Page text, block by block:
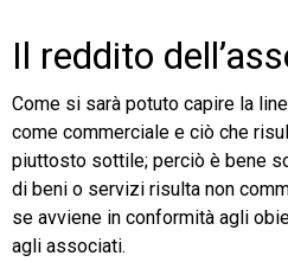
Il reddito
Come si sarà potuto capire la
come commerciale e ciò che
piuttosto sottile; perciò è bene
di beni o servizi risulta non
se avviene in conformità agli
agli associati.